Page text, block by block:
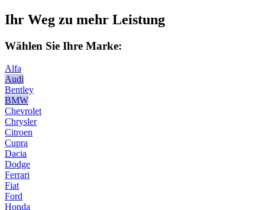
Ihr Weg zu mehr Leistung
Wählen Sie Ihre Marke:
Alfa
Audi
Bentley
BMW
Chevrolet
Chrysler
Citroen
Cupra
Dacia
Dodge
Ferrari
Fiat
Ford
Honda